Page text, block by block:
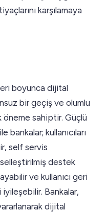
karşılamaya
boyunca dijital
bir geçiş ve olumlu
öneme sahiptir. Güçlü
kullanıcıları
self servis
destek
ve kullanıcı geri
Bankalar,
dijital